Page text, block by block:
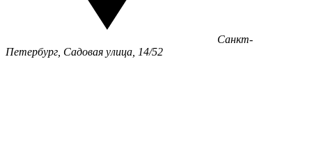
Санкт-
Петербург, Садовая улица, 14/52